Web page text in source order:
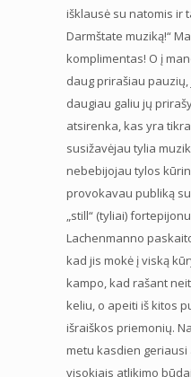
išklausė su natomis ir
Darmštate muziką!“
komplimentas! O į
daug prirašiau
daugiau galiu jų
atsirenka, kas yra
susižavėjau tylia
nebebijojau tylos
provokavau publiką
„still“ (tyliai)
Lachenmanno
kad jis mokė į viską
kampo, kad rašant
keliu, o apeiti iš kitos
išraiškos priemonių.
metu kasdien geriausi
visokiais atlikimo